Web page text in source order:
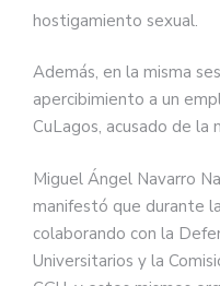
hostigamiento sexual.
Además, en la misma
apercibimiento a un
CuLagos, acusado de la
Miguel Ángel Navarro
manifestó que durante
colaborando con la
Universitarios y la